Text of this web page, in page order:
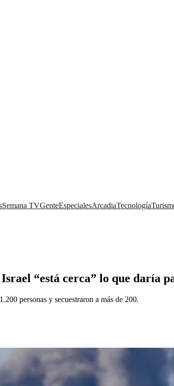
Semana TVGenteEspecialesArcadiaTecnología
“está cerca” lo que daría
personas y secuestraron a más de 200.